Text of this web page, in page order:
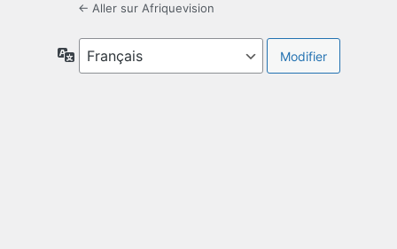
← Aller sur Afriquevision
Langue